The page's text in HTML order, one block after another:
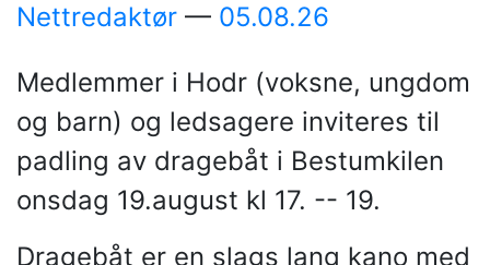
Nettredaktør 05.08.26
Medlemmer i Hodr (voksne, ungdom
og barn) og ledsagere inviteres til
padling av dragebåt i Bestumkilen
onsdag 19.august kl 17. -- 19.
Dragebåt er en slags lang kano med